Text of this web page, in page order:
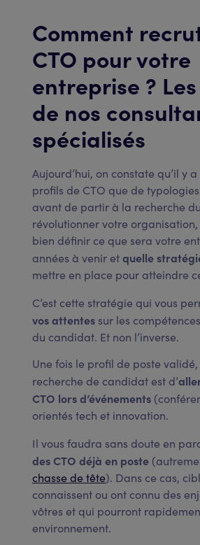
Comment
CTO pour votre
entreprise ?
de nos
spécialisés
Aujourd’hui, on constate qu’il y
profils de CTO que de
avant de partir à la recherche
révolutionner votre
bien définir ce que sera votre
années à venir etquelle
mettre en place pour atteindre
C’est cette stratégie qui vous
vos attentes sur les
du candidat. Et non l’inverse.
Une fois le profil de poste
recherche de candidat est d’
CTO lors d’événements
orientés tech et innovation.
Il vous faudra sans doute en
des CTO déjà en poste
chasse de tête). Dans ce cas,
connaissent ou ont connu des
vôtres et qui pourront
environnement.